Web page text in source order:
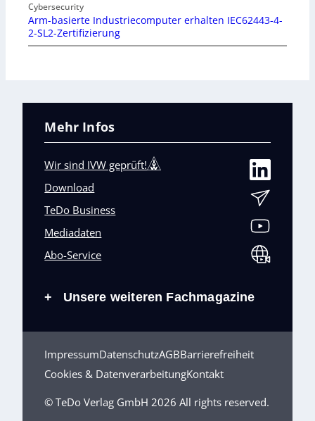
Cybersecurity
Arm-basierte Industriecomputer erhalten IEC62443-4-
2-SL2-Zertifizierung
Mehr Infos
Wir sind IVW geprüft!
Download
TeDo Business
Mediadaten
Abo-Service
+ Unsere weiteren Fachmagazine
ImpressumDatenschutzAGBBarrierefreiheit
Cookies & DatenverarbeitungKontakt
© TeDo Verlag GmbH 2026 All rights reserved.